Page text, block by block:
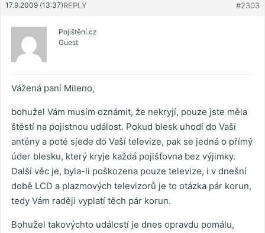
17.9.2009 (13:37) #2303
REPLY
Pojištění.cz
Guest
Vážená paní Mileno,
bohužel Vám musím oznámit, že nekryjí, pouze jste měla
štěstí na pojistnou událost. Pokud blesk uhodí do Vaší
antény a poté sjede do Vaší televize, pak se jedná o přímý
úder blesku, který kryje každá pojišťovna bez výjimky.
Další věc je, byla-li poškozena pouze televize, i v dnešní
době LCD a plazmových televizorů je to otázka pár korun,
tedy Vám raději vyplatí těch pár korun.
Bohužel takovýchto událostí je dnes opravdu pomálu,